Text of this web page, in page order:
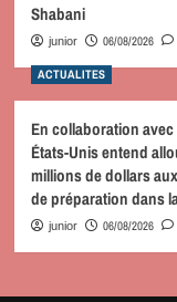
Shabani
junior 06/08/2026
ACTUALITES
En collaboration
États-Unis entend
millions de dollars
de préparation dans
junior 06/08/2026